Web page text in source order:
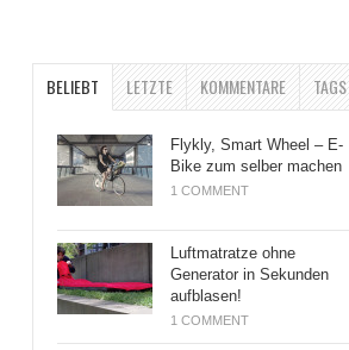
BELIEBT LETZTE KOMMENTARE TAGS
Flykly, Smart Wheel – E-
Bike zum selber machen
1 COMMENT
Luftmatratze ohne
Generator in Sekunden
aufblasen!
1 COMMENT